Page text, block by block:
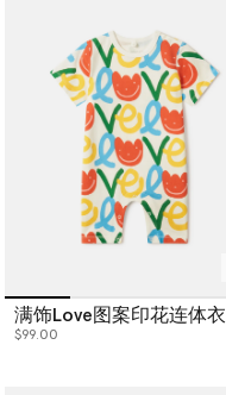
满饰Love图案印花连体衣
$99.00